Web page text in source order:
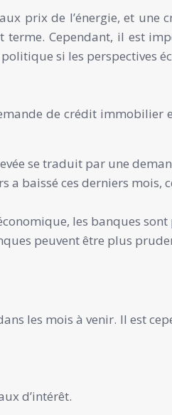
prix de l’énergie, et une
Cependant, il est
si les perspectives
de crédit immobilier
se traduit par une
a baissé ces derniers
les banques
peuvent être plus
les mois à venir. Il est
d’intérêt.